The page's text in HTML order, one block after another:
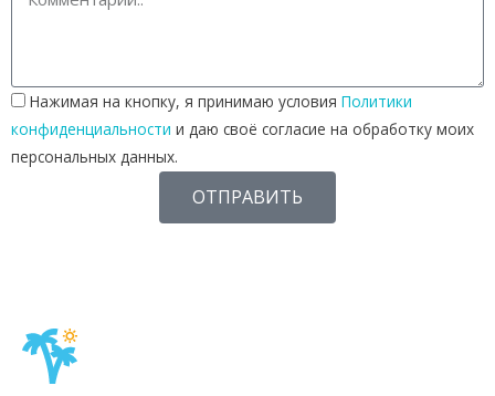
Нажимая на кнопку, я принимаю условия Политики
конфиденциальности и даю своё согласие на обработку моих
персональных данных.
ОТПРАВИТЬ